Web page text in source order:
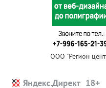
ООО "Регион
Яндекс.Директ